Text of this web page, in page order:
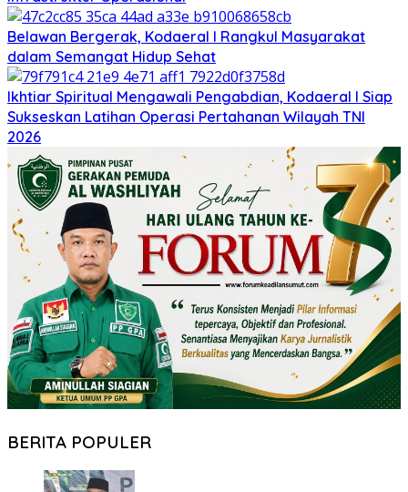
Belawan Bergerak, Kodaeral I Rangkul Masyarakat
dalam Semangat Hidup Sehat
Ikhtiar Spiritual Mengawali Pengabdian, Kodaeral I Siap
Sukseskan Latihan Operasi Pertahanan Wilayah TNI
2026
BERITA POPULER